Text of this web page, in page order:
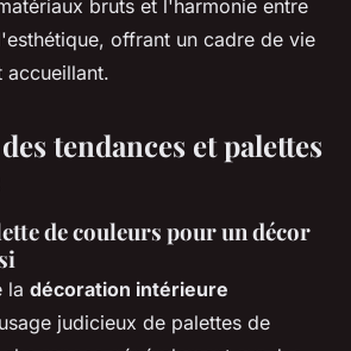
bruts et l'harmonie entre
offrant un cadre de vie
accueillant.
tendances et palettes
de couleurs pour un décor
la décoration intérieure
judicieux de palettes de